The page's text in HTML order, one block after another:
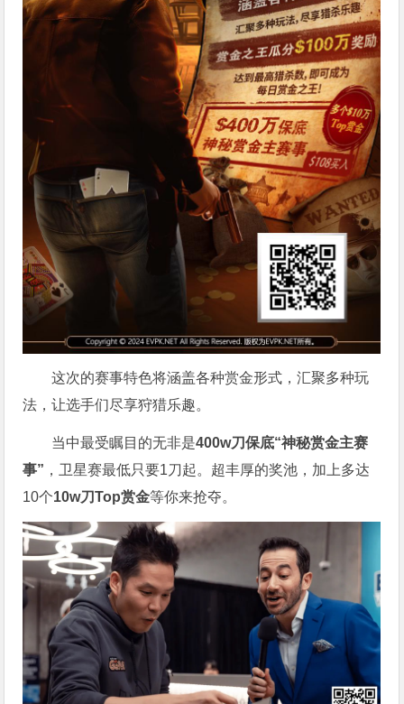
这次的赛事特色将涵盖各种赏金形式，汇聚多种玩
法，让选手们尽享狩猎乐趣。
当中最受瞩目的无非是400w刀保底“神秘赏金主赛
事” ，卫星赛最低只要1刀起。超丰厚的奖池，加上多达
10个10w刀Top赏金等你来抢夺。